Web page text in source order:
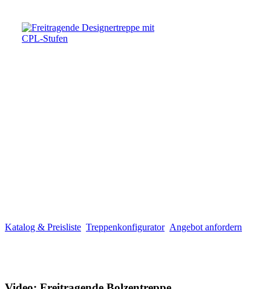
Katalog & Preisliste Treppenkonfigurator Angebot anfordern